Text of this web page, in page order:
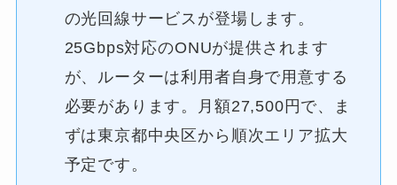
の光回線サービスが登場します。
25Gbps対応のONUが提供されます
が、ルーターは利用者自身で用意する
必要があります。月額27,500円で、ま
ずは東京都中央区から順次エリア拡大
予定です。